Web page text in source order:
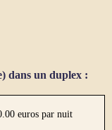
dans un duplex :
euros par nuit